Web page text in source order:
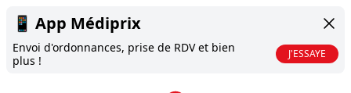
📱 App Médiprix
Envoi d'ordonnances, prise de RDV et bien
plus !
J'ESSAYE